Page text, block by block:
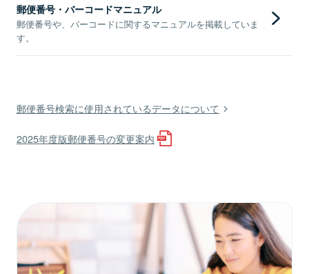
郵便番号・バーコードマニュアル
郵便番号や、バーコードに関するマニュアルを掲載していま
す。
郵便番号検索に使用されているデータについて
2025年度版郵便番号の変更案内